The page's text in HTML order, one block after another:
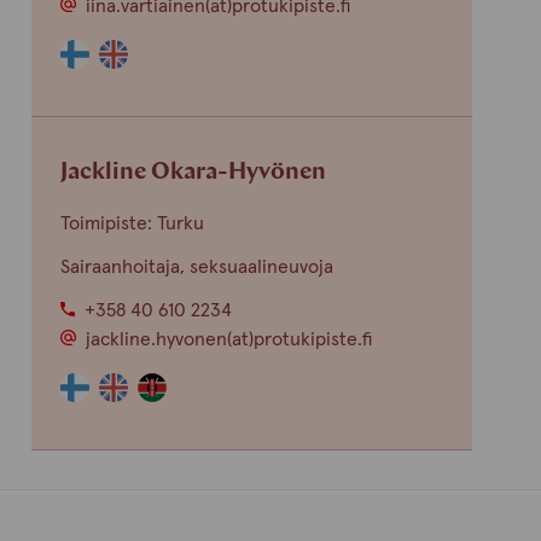
iina.vartiainen(at)protukipiste.fi
Henkilön
kieli
Henkilön
kieli
Jackline Okara-Hyvönen
Toimipiste: Turku
Sairaanhoitaja, seksuaalineuvoja
+358 40 610 2234
jackline.hyvonen(at)protukipiste.fi
Henkilön
kieli
Henkilön
kieli
Henkilön
kieli